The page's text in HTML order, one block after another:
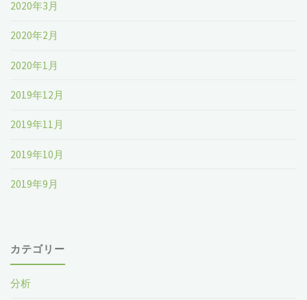
2020年3月
2020年2月
2020年1月
2019年12月
2019年11月
2019年10月
2019年9月
カテゴリー
分析